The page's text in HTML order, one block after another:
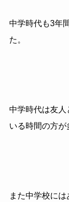
中学時代も3年
た。
中学時代は友人
いる時間の方が
また中学校には